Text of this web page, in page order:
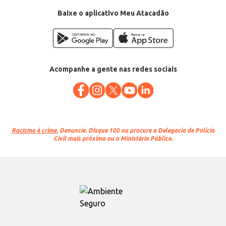
EAN: 7896502886012Baixe o aplicativo Meu Atacadão
Acompanhe a gente nas redes sociais
Racismo é crime. Denuncie. Disque 100 ou procure a Delegacia de Polícia
Civil mais próxima ou o Ministério Público.